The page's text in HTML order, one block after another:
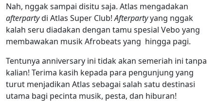
Nah, nggak sampai disitu saja. Atlas mengadakan
afterpartydi Atlas Super Club!Afterpartyyang nggak
kalah seru diadakan dengan tamu spesial Vebo yang
membawakan musik Afrobeats yang hingga pagi.
Tentunya anniversary ini tidak akan semeriah ini tanpa
kalian! Terima kasih kepada para pengunjung yang
turut menjadikan Atlas sebagai salah satu destinasi
utama bagi pecinta musik, pesta, dan hiburan!